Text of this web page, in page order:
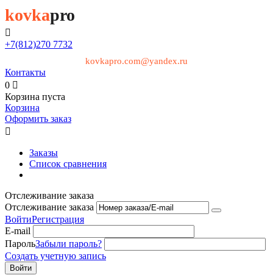
kovkapro

+7(812)270 7732
kovkapro.com@yandex.ru
Контакты
0 
Корзина пуста
Корзина
Оформить заказ

Заказы
Список сравнения
Отслеживание заказа
Отслеживание заказа
ВойтиРегистрация
E-mail
ПарольЗабыли пароль?
Создать учетную запись
Войти